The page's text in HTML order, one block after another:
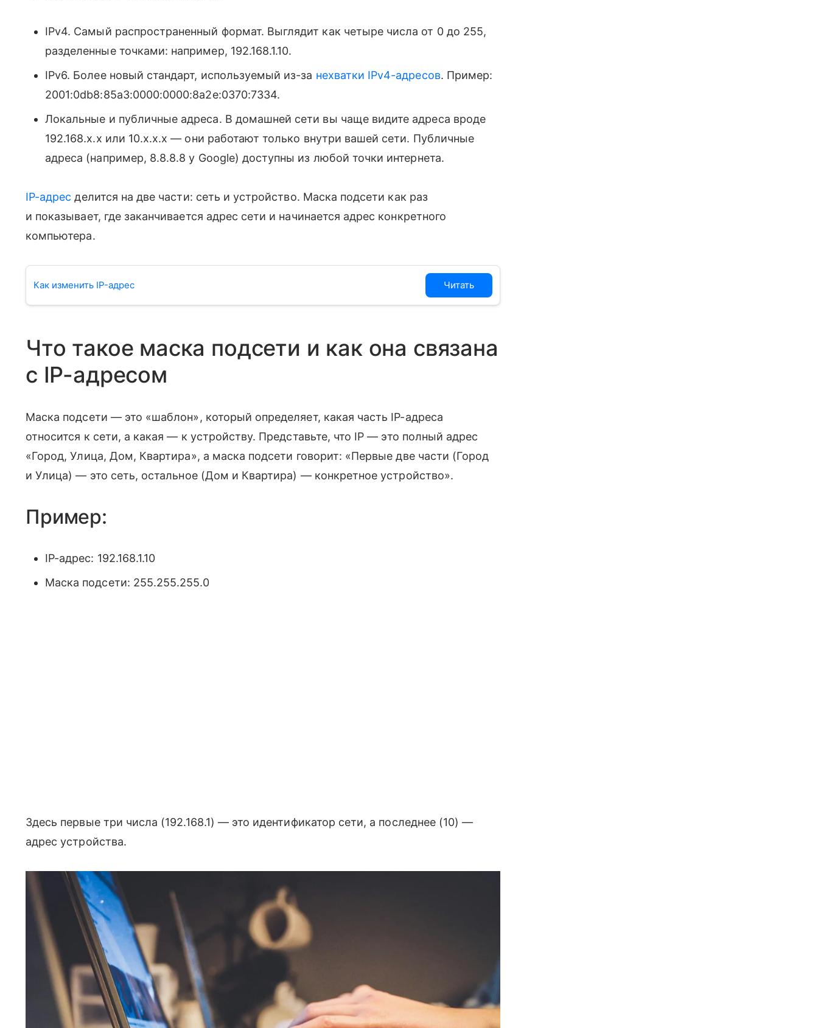
IPv4. Самый распространенный формат. Выглядит как четыре числа от 0 до 255,
разделенные точками: например, 192.168.1.10.
IPv6. Более новый стандарт, используемый из-за нехватки IPv4-адресов. Пример:
2001:0db8:85a3:0000:0000:8a2e:0370:7334.
Локальные и публичные адреса. В домашней сети вы чаще видите адреса вроде
192.168.x.x или 10.x.x.x — они работают только внутри вашей сети. Публичные
адреса (например, 8.8.8.8 у Google) доступны из любой точки интернета.
IP-адрес делится на две части: сеть и устройство. Маска подсети как раз
и показывает, где заканчивается адрес сети и начинается адрес конкретного
компьютера.
Как изменить IP-адрес Читать
Что такое маска подсети и как она связана
с IP-адресом
Маска подсети — это «шаблон», который определяет, какая часть IP-адреса
относится к сети, а какая — к устройству. Представьте, что IP — это полный адрес
«Город, Улица, Дом, Квартира», а маска подсети говорит: «Первые две части (Город
и Улица) — это сеть, остальное (Дом и Квартира) — конкретное устройство».
Пример:
IP-адрес: 192.168.1.10
Маска подсети: 255.255.255.0
Здесь первые три числа (192.168.1) — это идентификатор сети, а последнее (10) —
адрес устройства.